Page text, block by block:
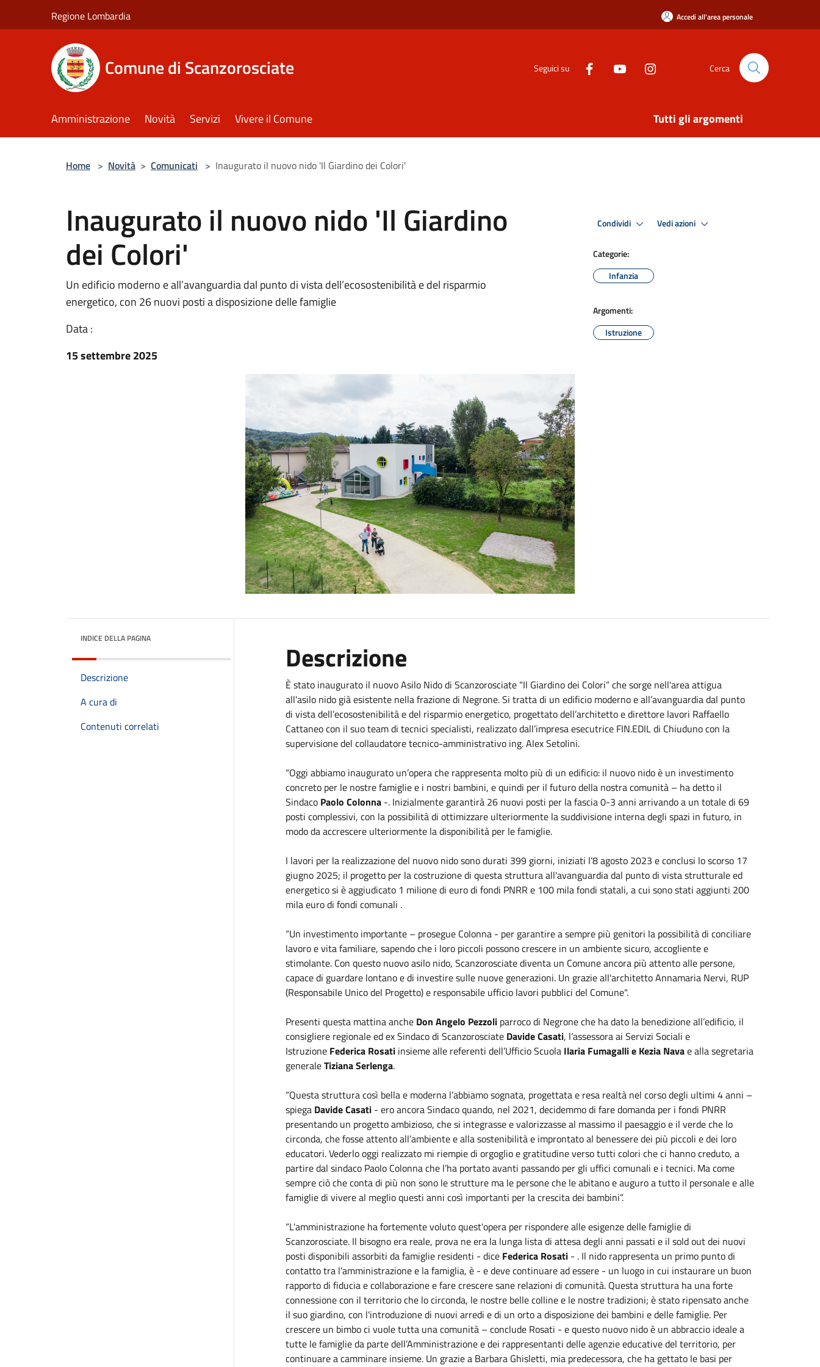
Regione Lombardia Accedi all'area personale
Comune di Scanzorosciate Seguici su Cerca
Amministrazione Novità Servizi Vivere il Comune Tutti gli argomenti
Home > Novità > Comunicati > Inaugurato il nuovo nido 'Il Giardino dei Colori'
Inaugurato il nuovo nido 'Il Giardino
dei Colori'
Un edificio moderno e all’avanguardia dal punto di vista dell’ecosostenibilità e del risparmio
energetico, con 26 nuovi posti a disposizione delle famiglie
Data :
15 settembre 2025
Condividi Vedi azioni
Categorie:
Infanzia
Argomenti:
Istruzione
INDICE DELLA PAGINA
Descrizione
A cura di
Contenuti correlati
Descrizione
È stato inaugurato il nuovo Asilo Nidodi Scanzorosciate “Il Giardino dei Colori” che sorge nell'area attigua
all'asilo nidogià esistente nella frazione di Negrone. Si tratta di un edificio moderno e all’avanguardia dal punto
di vista dell’ecosostenibilità e del risparmio energetico, progettato dell’architetto e direttore lavori Raffaello
Cattaneo con il suo team di tecnici specialisti, realizzato dall’impresa esecutrice FIN.EDIL di Chiuduno con la
supervisione del collaudatore tecnico-amministrativo ing. Alex Setolini.
“Oggi abbiamo inaugurato un’opera che rappresenta molto più di un edificio: il nuovo nidoè un investimento
concreto per le nostre famiglie e i nostri bambini, e quindi per il futuro della nostra comunità – ha detto il
Sindaco Paolo Colonna -. Inizialmente garantirà 26 nuovi posti per la fascia 0-3 anni arrivando a un totale di 69
posti complessivi, con la possibilità di ottimizzare ulteriormente la suddivisione interna degli spazi in futuro, in
modo da accrescere ulteriormente la disponibilità per le famiglie.
I lavori per la realizzazione del nuovo nidosono durati 399 giorni, iniziati l’8 agosto 2023 e conclusi lo scorso 17
giugno 2025; il progetto per la costruzione di questa struttura all'avanguardia dal punto di vista strutturale ed
energetico si è aggiudicato 1 milione di euro di fondi PNRR e 100 mila fondi statali, a cui sono stati aggiunti 200
mila euro di fondi comunali .
“Un investimento importante – prosegue Colonna - per garantire a sempre più genitori la possibilità di conciliare
lavoro e vita familiare, sapendo che i loro piccoli possono crescere in un ambiente sicuro, accogliente e
stimolante. Con questo nuovo asilo nido, Scanzorosciate diventa un Comune ancora più attento alle persone,
capace di guardare lontano e di investire sulle nuove generazioni. Un grazie all'architetto Annamaria Nervi, RUP
(Responsabile Unico del Progetto) e responsabile ufficio lavori pubblici del Comune".
Presenti questa mattina anche Don Angelo Pezzoli parroco di Negrone che ha dato la benedizione all’edificio, il
consigliere regionale ed ex Sindaco di Scanzorosciate Davide Casati, l’assessora ai Servizi Sociali e
Istruzione Federica Rosatiinsieme alle referenti dell’Ufficio ScuolaIlaria Fumagalli e Kezia Navae alla segretaria
generaleTiziana Serlenga.
“Questa struttura così bella e moderna l’abbiamo sognata, progettata e resa realtà nel corso degli ultimi 4 anni –
spiega Davide Casati - ero ancora Sindaco quando, nel 2021, decidemmo di fare domanda per i fondi PNRR
presentando un progetto ambizioso, che si integrasse e valorizzasse al massimo il paesaggio e il verde che lo
circonda, che fosse attento all’ambiente e alla sostenibilità e improntato al benessere dei più piccoli e dei loro
educatori. Vederlo oggi realizzato mi riempie di orgoglio e gratitudine verso tutti colori che ci hanno creduto, a
partire dal sindaco Paolo Colonna che l’ha portato avanti passando per gli uffici comunali e i tecnici. Ma come
sempre ciò che conta di più non sono le strutture ma le persone che le abitano e auguro a tutto il personale e alle
famiglie di vivere al meglio questi anni così importanti per la crescita dei bambini”.
“L'amministrazione ha fortemente voluto quest'opera per rispondere alle esigenze delle famiglie di
Scanzorosciate. Il bisogno era reale, prova ne era la lunga lista di attesa degli anni passati e il sold out dei nuovi
posti disponibili assorbiti da famiglie residenti - diceFederica Rosati- . Il nidorappresenta un primo punto di
contatto tra l'amministrazione e la famiglia, è - e deve continuare ad essere - un luogo in cui instaurare un buon
rapporto di fiducia e collaborazione e fare crescere sane relazioni di comunità. Questa struttura ha una forte
connessione con il territorio che lo circonda, le nostre belle colline e le nostre tradizioni; è stato ripensato anche
il suo giardino, con l'introduzione di nuovi arredi e di un orto a disposizione dei bambini e delle famiglie. Per
crescere un bimbo ci vuole tutta una comunità – conclude Rosati - e questo nuovo nidoè un abbraccio ideale a
tutte le famiglie da parte dell’Amministrazione e dei rappresentanti delle agenzie educative del territorio, per
continuare a camminare insieme. Un grazie a Barbara Ghisletti, mia predecessora, che ha gettato le basi per